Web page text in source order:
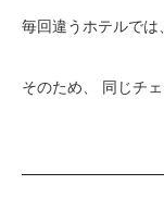
毎回違うホテルでは
そのため、 同じチ